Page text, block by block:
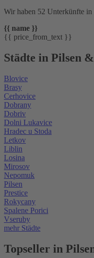
Wir haben 52 Unterkünfte
{{ name }}
{{ price_from_text }}
Städte in Pilsen
Blovice
Brasy
Cerhovice
Dobrany
Dobriv
Dolni Lukavice
Hradec u Stoda
Letkov
Liblin
Losina
Mirosov
Nepomuk
Pilsen
Prestice
Rokycany
Spalene Porici
Vseruby
mehr Städte
Topseller in